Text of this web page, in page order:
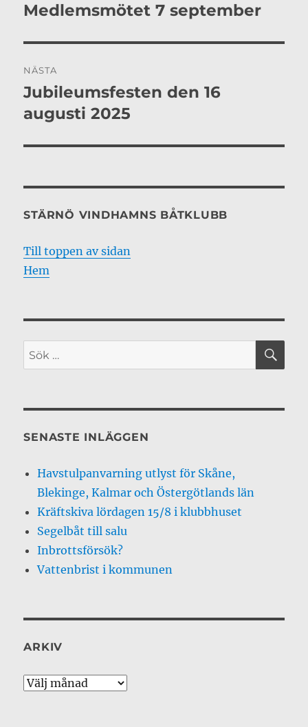
Föregående
Medlemsmötet 7 september
NÄSTA
Nästa
inlägg:
Jubileumsfesten den 16
augusti 2025
STÄRNÖ VINDHAMNS BÅTKLUBB
Till toppen av sidan
Hem
Sök
efter:
SENASTE INLÄGGEN
Havstulpanvarning utlyst för Skåne,
Blekinge, Kalmar och Östergötlands län
Kräftskiva lördagen 15/8 i klubbhuset
Segelbåt till salu
Inbrottsförsök?
Vattenbrist i kommunen
ARKIV
Arkiv